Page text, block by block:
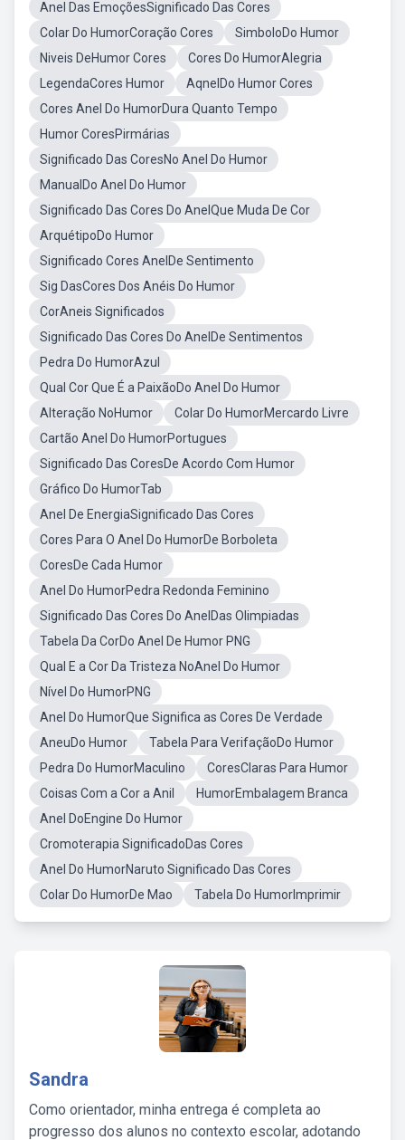
Anel Das EmoçõesSignificado Das Cores
Colar Do HumorCoração Cores
SimboloDo Humor
Niveis DeHumor Cores
Cores Do HumorAlegria
LegendaCores Humor
AqnelDo Humor Cores
Cores Anel Do HumorDura Quanto Tempo
Humor CoresPirmárias
Significado Das CoresNo Anel Do Humor
ManualDo Anel Do Humor
Significado Das Cores Do AnelQue Muda De Cor
ArquétipoDo Humor
Significado Cores AnelDe Sentimento
Sig DasCores Dos Anéis Do Humor
CorAneis Significados
Significado Das Cores Do AnelDe Sentimentos
Pedra Do HumorAzul
Qual Cor Que É a PaixãoDo Anel Do Humor
Alteração NoHumor
Colar Do HumorMercardo Livre
Cartão Anel Do HumorPortugues
Significado Das CoresDe Acordo Com Humor
Gráfico Do HumorTab
Anel De EnergiaSignificado Das Cores
Cores Para O Anel Do HumorDe Borboleta
CoresDe Cada Humor
Anel Do HumorPedra Redonda Feminino
Significado Das Cores Do AnelDas Olimpiadas
Tabela Da CorDo Anel De Humor PNG
Qual E a Cor Da Tristeza NoAnel Do Humor
Nível Do HumorPNG
Anel Do HumorQue Significa as Cores De Verdade
AneuDo Humor
Tabela Para VerifaçãoDo Humor
Pedra Do HumorMaculino
CoresClaras Para Humor
Coisas Com a Cor a Anil
HumorEmbalagem Branca
Anel DoEngine Do Humor
Cromoterapia SignificadoDas Cores
Anel Do HumorNaruto Significado Das Cores
Colar Do HumorDe Mao
Tabela Do HumorImprimir
Sandra
Como orientador, minha entrega é completa ao
progresso dos alunos no contexto escolar, adotando